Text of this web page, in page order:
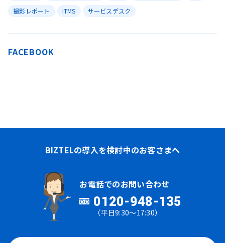
撮影レポート
ITMS サービスデスク
FACEBOOK
BIZTELの導入を検討中のお客さまへ
お電話でのお問い合わせ
0120-948-135
（平日9:30～17:30）